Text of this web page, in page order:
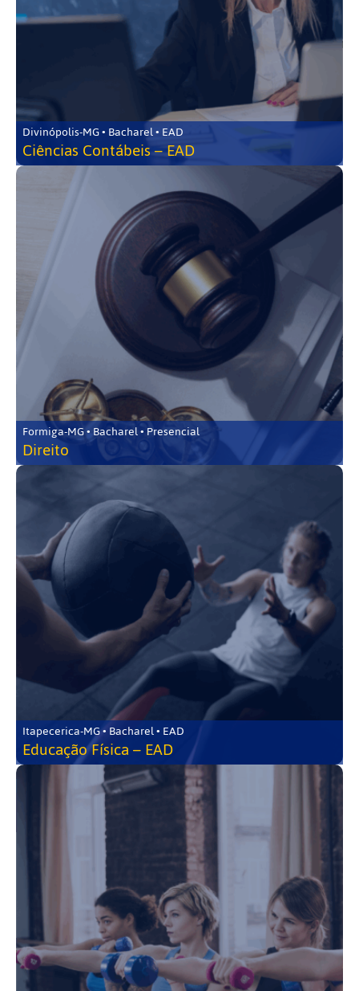
Divinópolis-MG • Bacharel • EAD
Ciências Contábeis – EAD
Formiga-MG • Bacharel • Presencial
Direito
Itapecerica-MG • Bacharel • EAD
Educação Física – EAD